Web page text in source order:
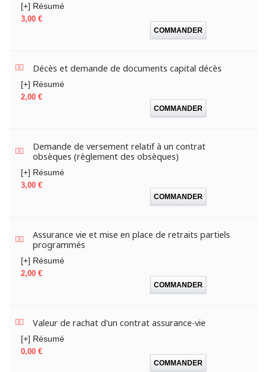
[+] Résumé
Prix
3,00 €
COMMANDER
Décès et demande de documents capital décès
[+] Résumé
Prix
2,00 €
COMMANDER
Demande de versement relatif à un contrat
obsèques (règlement des obsèques)
[+] Résumé
Prix
3,00 €
COMMANDER
Assurance vie et mise en place de retraits partiels
programmés
[+] Résumé
Prix
2,00 €
COMMANDER
Valeur de rachat d'un contrat assurance-vie
[+] Résumé
Prix
0,00 €
COMMANDER